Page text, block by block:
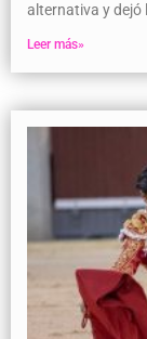
alternativa y dejó
Leer más»